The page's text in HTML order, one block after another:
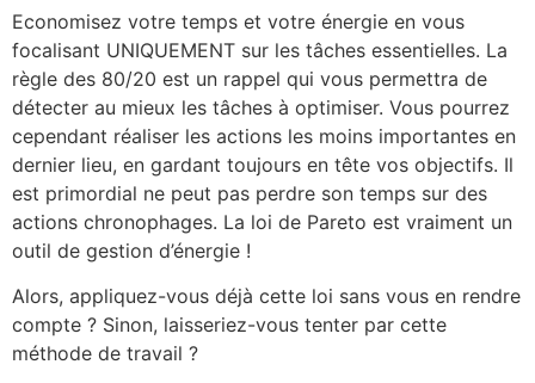
Economisez votre temps et votre énergie en vous
focalisant UNIQUEMENT sur les tâches essentielles. La
règle des 80/20 est un rappel qui vous permettra de
détecter au mieux les tâches à optimiser. Vous pourrez
cependant réaliser les actions les moins importantes en
dernier lieu, en gardant toujours en tête vos objectifs. Il
est primordial ne peut pas perdre son temps sur des
actions chronophages. La loi de Pareto est vraiment un
outil de gestion d’énergie !
Alors, appliquez-vous déjà cette loi sans vous en rendre
compte ? Sinon, laisseriez-vous tenter par cette
méthode de travail ?